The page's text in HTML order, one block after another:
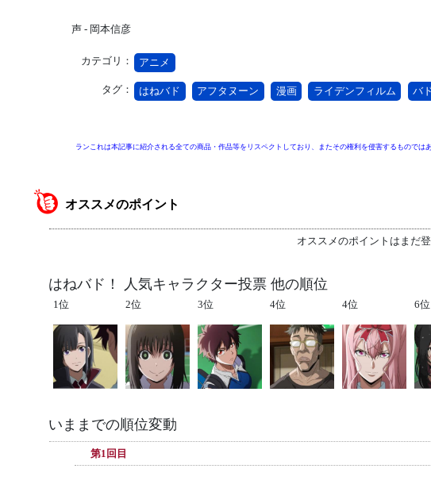
声 - 岡本信彦
カテゴリ： アニメ
タグ： はねバド アフタヌーン 漫画 ライデンフィルム バ
ランこれは本記事に紹介される全ての商品・作品等をリスペクトしており、またその権利を侵害するものでは
オススメのポイント
オススメのポイントはまだ
はねバド！ 人気キャラクター投票 他の順位
1位 2位 3位 4位 4位 6位
いままでの順位変動
第1回目